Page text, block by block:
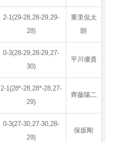
2-1(29-28,28-29,29-
28)
重里侃太
朗
0-3(28-29,28-29,27-
30)
平川優貴
2-1(28*-28,28*-28,27-
29)
齊藤陽二
0-3(27-30,27-30,28-
29)
保坂剛